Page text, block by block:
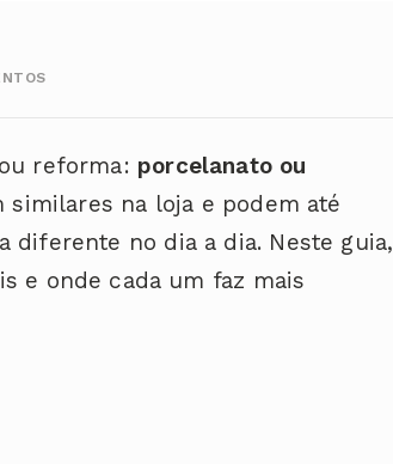
reforma: porcelanato ou
similares na loja e podem até
no dia a dia. Neste guia,
e onde cada um faz mais